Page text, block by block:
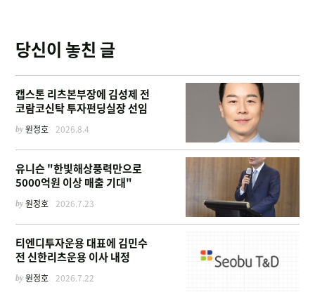
당신이 놓친 글
캡스톤 리츠본부장에 김성제 전
코람코신탁 투자펀딩실장 선임
by원정호 2026.8.4
유니슨 "한빛해상풍력만으로
5000억원 이상 매출 기대"
by원정호 2026.7.23
티엔디투자운용 대표에 김민수
전 신한리츠운용 이사 내정
by원정호 2026.7.22